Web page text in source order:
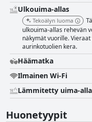
Ulkouima-allas
Tekoälyn luoma
ulkouima-allas rehevän
näkymät vuorille.
aurinkotuolien kera.
Häämatka
Ilmainen Wi-Fi
Lämmitetty uima-
Huonetyypit